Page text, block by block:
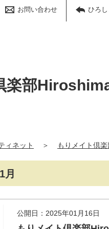
お問い合わせ ひろ
楽部
ィネット ＞ もりメイト倶
月
公開日：2025年01月16日